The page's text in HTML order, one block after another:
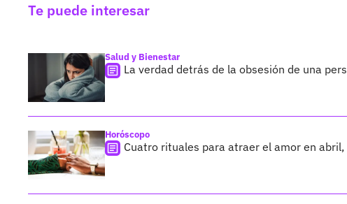
Te puede interesar
Salud y Bienestar
La verdad detrás de la obsesión de una
Horóscopo
Cuatro rituales para atraer el amor en